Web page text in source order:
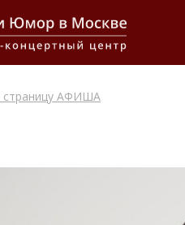
страницу АФИША